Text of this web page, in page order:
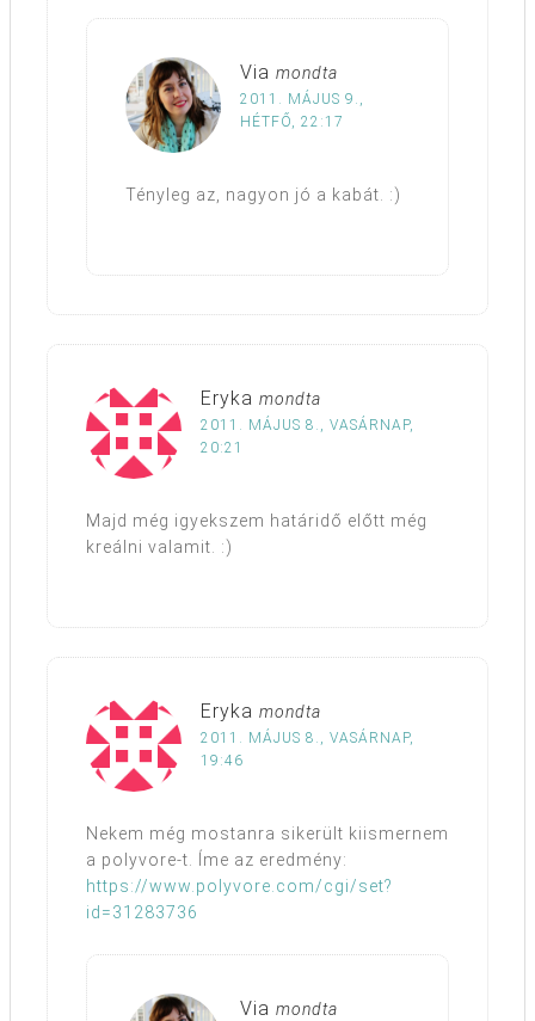
Via mondta
2011. MÁJUS 9.,
HÉTFŐ, 22:17
Tényleg az, nagyon jó a kabát. :)
Eryka mondta
2011. MÁJUS 8., VASÁRNAP,
20:21
Majd még igyekszem határidő előtt még
kreálni valamit. :)
Eryka mondta
2011. MÁJUS 8., VASÁRNAP,
19:46
Nekem még mostanra sikerült kiismernem
a polyvore-t. Íme az eredmény:
https://www.polyvore.com/cgi/set?
id=31283736
Via mondta